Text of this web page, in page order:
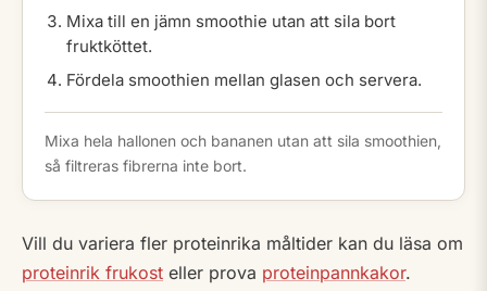
Mixa till en jämn smoothie utan att sila bort
fruktköttet.
Fördela smoothien mellan glasen och servera.
Mixa hela hallonen och bananen utan att sila smoothien,
så filtreras fibrerna inte bort.
Vill du variera fler proteinrika måltider kan du läsa om
proteinrik frukost eller prova proteinpannkakor.